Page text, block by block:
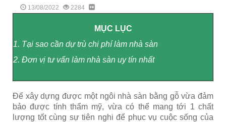
13/08/2022 2284
MỤC LỤC
1. Tại sao cần dự trù chi phí làm nhà sàn
2. Đơn vị tư vấn làm nhà sàn uy tín nhất
Để xây dựng được một ngôi nhà sàn bằng gỗ vừa đảm
bảo được tính thẩm mỹ, vừa có thể mang tới 1 chất
lượng tốt cùng sự tiên nghi để phục vụ cuộc sống của